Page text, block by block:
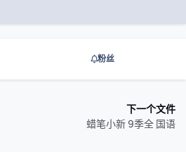
粉丝
下一个文件
蜡笔小新 9季全 国语